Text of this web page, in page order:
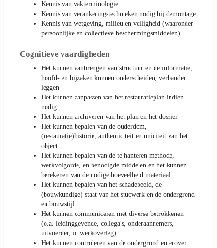
Kennis van vakterminologie
Kennis van verankeringstechnieken nodig bij demontage
Kennis van wetgeving, milieu en veiligheid (waaronder
persoonlijke en collectieve beschermingsmiddelen)
Cognitieve vaardigheden
Het kunnen aanbrengen van structuur en de informatie,
hoofd- en bijzaken kunnen onderscheiden, verbanden
leggen
Het kunnen aanpassen van het restauratieplan indien
nodig
Het kunnen archiveren van het plan en het dossier
Het kunnen bepalen van de ouderdom,
(restauratie)historie, authenticiteit en uniciteit van het
object
Het kunnen bepalen van de te hanteren methode,
werkvolgorde, en benodigde middelen en het kunnen
berekenen van de nodige hoeveelheid materiaal
Het kunnen bepalen van het schadebeeld, de
(bouwkundige) staat van het stucwerk en de ondergrond
en bouwstijl
Het kunnen communiceren met diverse betrokkenen
(o.a. leidinggevende, collega's, onderaannemers,
uitvoerder, in werkoverleg)
Het kunnen controleren van de ondergrond en erover